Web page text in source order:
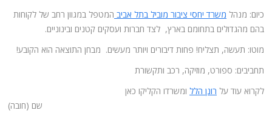
כיום: מנהל משרד יחסי ציבור מוביל בתל אביב המטפל במגוון רחב של לקוחות
בהם מהגדולים בתחומם בארץ, לצד חברות ועסקים קטנים ובינוניים.
מוטו: תעשה, תצליח! פחות דיבורים ויותר מעשים. מבחן התוצאה הוא הקובע!
תחביבים: ספורט, מוזיקה, רכב ותקשורת
לקרוא עוד על רונן הלל ומשרדו הקליקו כאן
שם (חובה)